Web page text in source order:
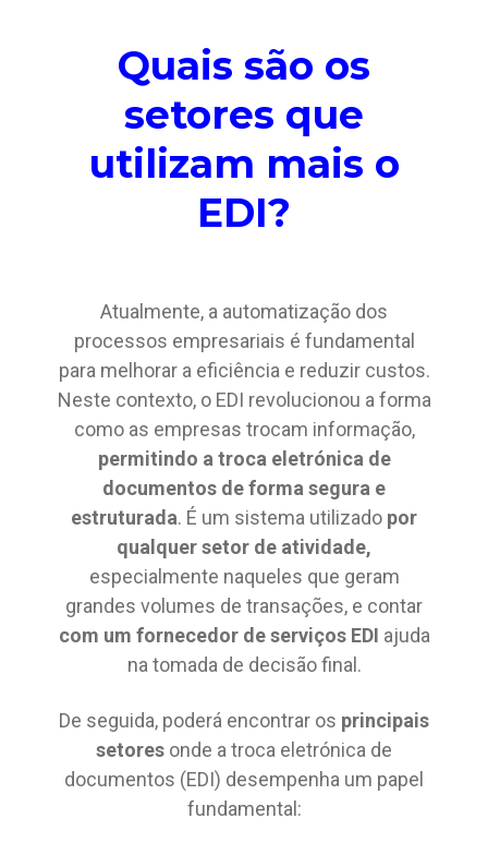
Quais são os
setores que
utilizam mais o
EDI?
Atualmente, a automatização dos
processos empresariais é fundamental
para melhorar a eficiência e reduzir custos.
Neste contexto, o EDI revolucionou a forma
como as empresas trocam informação,
permitindo a troca eletrónica de
documentos de forma segura e
estruturada. É um sistema utilizado por
qualquer setor de atividade,
especialmente naqueles que geram
grandes volumes de transações, e contar
com um fornecedor de serviços EDI ajuda
na tomada de decisão final.
De seguida, poderá encontrar os principais
setores onde a troca eletrónica de
documentos (EDI) desempenha um papel
fundamental: